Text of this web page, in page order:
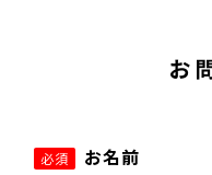
必須 お名前